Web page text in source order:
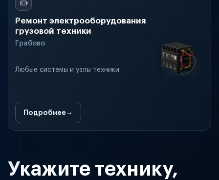
Ремонт электрооборудования
грузовой техники
Грабово
Любые системы и узлы техники
Подробнее
Укажите технику,